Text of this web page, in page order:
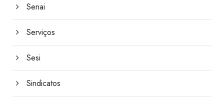
Senai
Serviços
Sesi
Sindicatos